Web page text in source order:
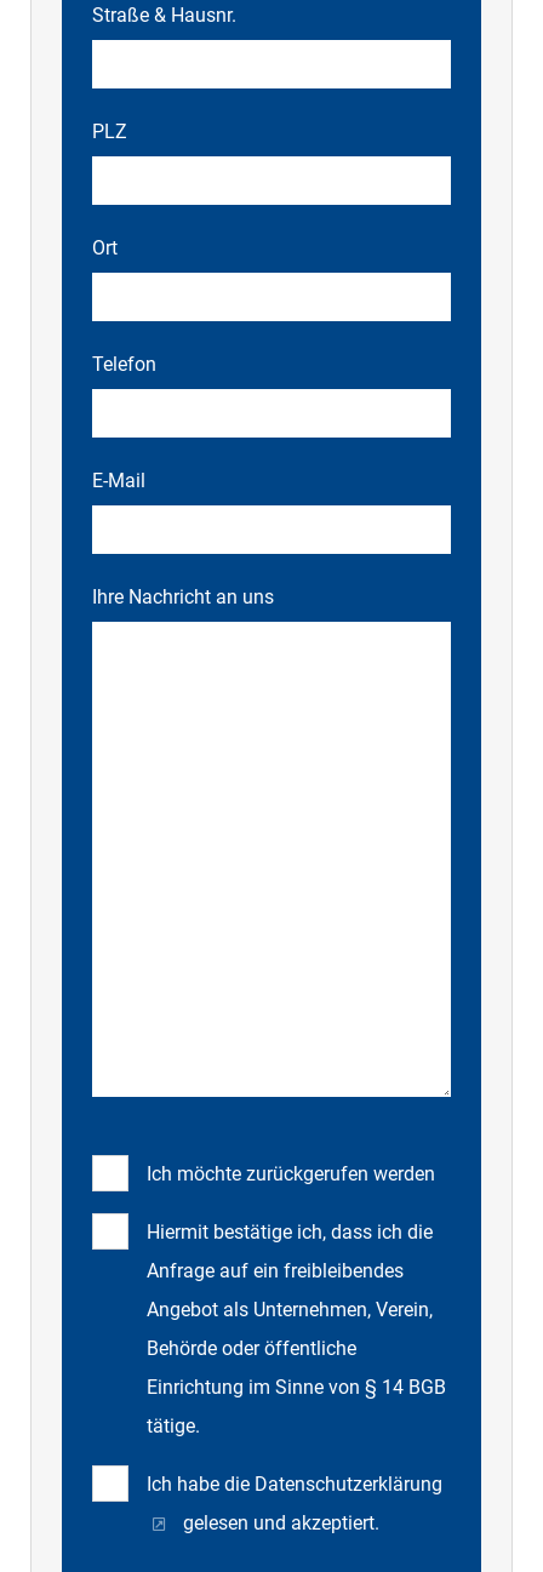
Straße & Hausnr.
PLZ
Ort
Telefon
E-Mail
Ihre Nachricht an uns
Ich möchte zurückgerufen werden
Hiermit bestätige ich, dass ich die
Anfrage auf ein freibleibendes
Angebot als Unternehmen, Verein,
Behörde oder öffentliche
Einrichtung im Sinne von § 14 BGB
tätige.
Ich habe die Datenschutzerklärung
gelesen und akzeptiert.